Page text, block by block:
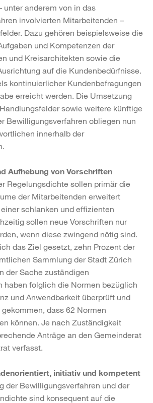
unter anderem von in das
involvierten Mitarbeitenden –
Dazu gehören beispielsweise die
und Kompetenzen der
und Kreisarchitekten sowie die
auf die Kundenbedürfnisse.
kontinuierlicher Kundenbefragungen
erreicht werden. Die Umsetzung
sowie weitere künftige
Bewilligungsverfahren obliegen nun
innerhalb der
Aufhebung von Vorschriften
Regelungsdichte sollen primär die
der Mitarbeitenden erweitert
schlanken und effizienten
sollen neue Vorschriften nur
wenn diese zwingend nötig sind.
das Ziel gesetzt, zehn Prozent der
Sammlung der Stadt Zürich
der Sache zuständigen
haben folglich die Normen bezüglich
und Anwendbarkeit überprüft und
dass 62 Normen
können. Je nach Zuständigkeit
Anträge an den Gemeinderat
verfasst.
initiativ und kompetent
der Bewilligungsverfahren und der
sind konsequent auf die